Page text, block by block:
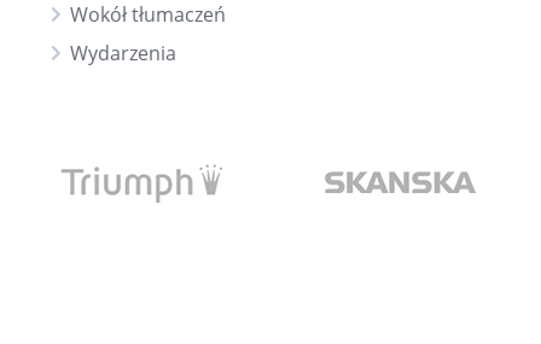
Wokół tłumaczeń
Wydarzenia